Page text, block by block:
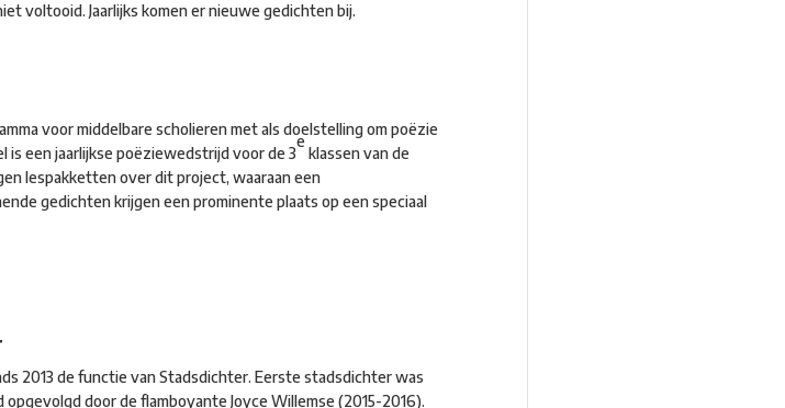
voltooid. Jaarlijks komen er nieuwe gedichten bij.
voor middelbare scholieren met als doelstelling om poëzie
een jaarlijkse poëziewedstrijd voor de 3
e
klassen van de
lespakketten over dit project, waaraan een
gedichten krijgen een prominente plaats op een speciaal
2013 de functie van Stadsdichter. Eerste stadsdichter was
opgevolgd door de flamboyante Joyce Willemse (2015-2016).